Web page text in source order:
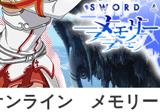
ンライン メモリー